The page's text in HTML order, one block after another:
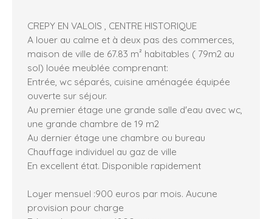
CREPY EN VALOIS , CENTRE HISTORIQUE
A louer au calme et à deux pas des commerces,
maison de ville de 67.83 m² habitables ( 79m2 au
sol) louée meublée comprenant:
Entrée, wc séparés, cuisine aménagée équipée
ouverte sur séjour.
Au premier étage une grande salle d'eau avec wc,
une grande chambre de 19 m2
Au dernier étage une chambre ou bureau
Chauffage individuel au gaz de ville
En excellent état. Disponible rapidement
Loyer mensuel :900 euros par mois. Aucune
provision pour charge